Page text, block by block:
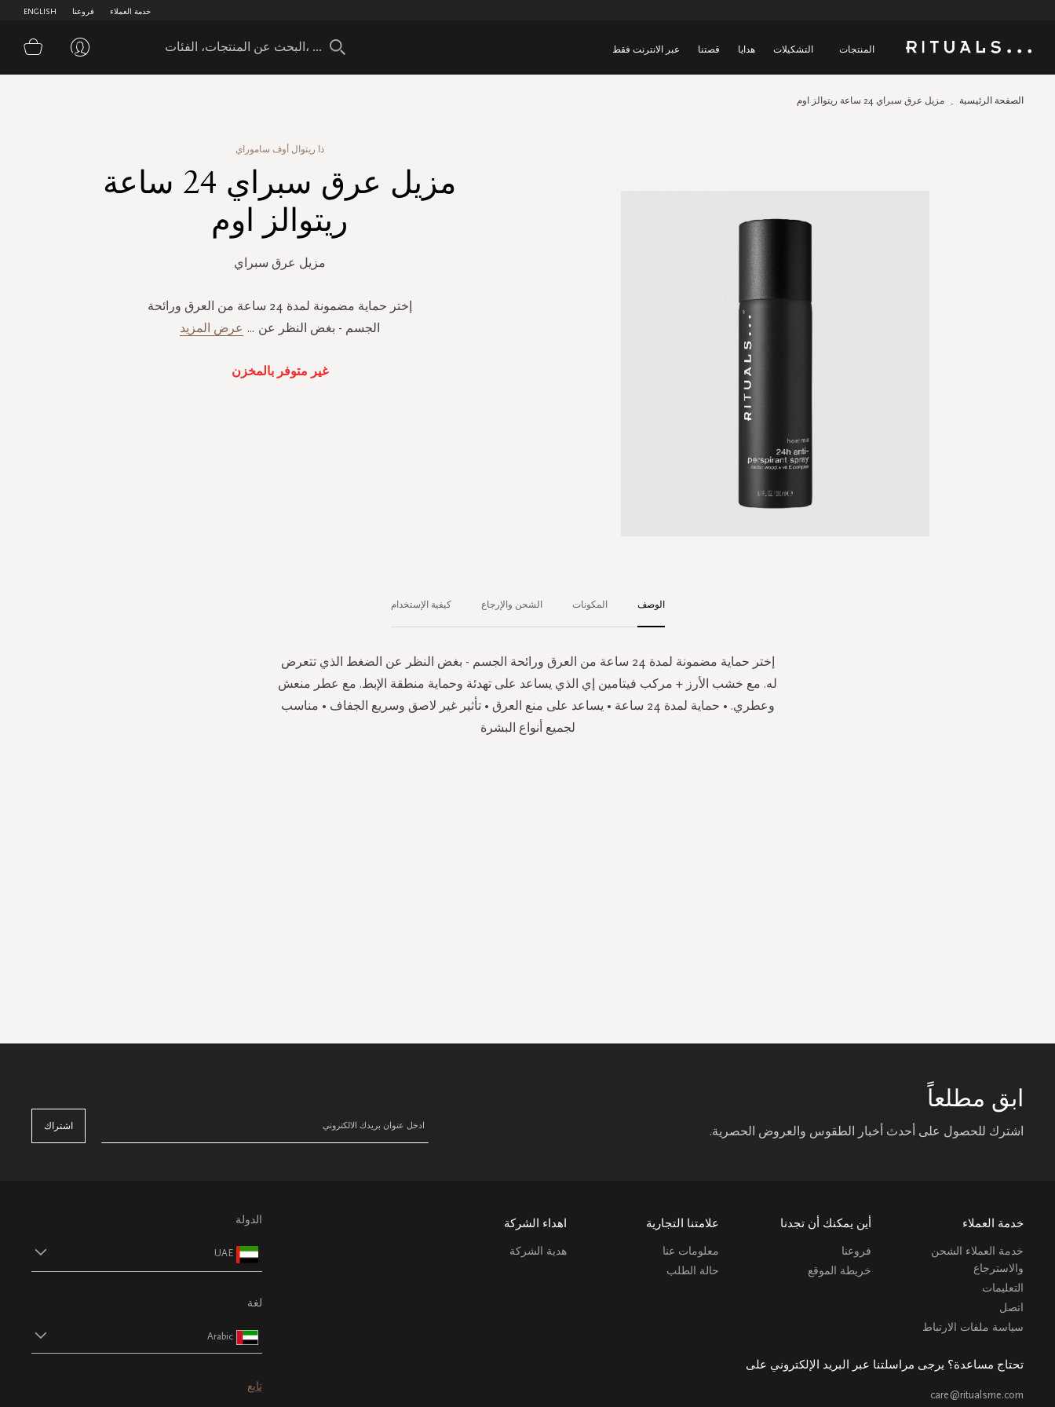
ENGLISH فروعنا خدمة العملاء
المنتجات التشكيلات هدايا قصتنا عبر الانترنت فقط سلة
الصفحة الرئيسية مزيل عرق سبراي 24 ساعة ريتوالز اوم
ذا ريتوال أوف ساموراي
مزيل عرق سبراي 24 ساعة
ريتوالز اوم
مزيل عرق سبراي
إختر حماية مضمونة لمدة 24 ساعة من العرق ورائحة
الجسم - بغض النظر عن ... عرض المزيد
غير متوفر بالمخزن
الوصف
إختر حماية مضمونة لمدة 24 ساعة من العرق ورائحة الجسم - بغض النظر عن الضغط الذي تتعرض
له. مع خشب الأرز + مركب فيتامين إي الذي يساعد على تهدئة وحماية منطقة الإبط. مع عطر منعش
وعطري. • حماية لمدة 24 ساعة • يساعد على منع العرق • تأثير غير لاصق وسريع الجفاف • مناسب
لجميع أنواع البشرة
المكونات الشحن والإرجاع كيفية الإستخدام
ابق مطلعاً
اشترك للحصول على أحدث أخبار الطقوس والعروض الحصرية. اشتراك
خدمة العملاء
خدمة العملاء الشحن
والاسترجاع
التعليمات
اتصل
سياسة ملفات الارتباط
أين يمكنك أن تجدنا
فروعنا
خريطة الموقع
علامتنا التجارية
معلومات عنا
حالة الطلب
اهداء الشركة
هدية الشركة
تحتاج مساعدة؟ يرجى مراسلتنا عبر البريد الإلكتروني على
care@ritualsme.com
الدولة
UAE
لغة
Arabic
تابع